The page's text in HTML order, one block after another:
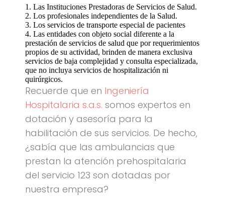
Las Instituciones Prestadoras de Servicios de Salud.
Los profesionales independientes de la Salud.
Los servicios de transporte especial de pacientes
Las entidades con objeto social diferente a la
prestación de servicios de salud que por requerimientos
propios de su actividad, brinden de manera exclusiva
servicios de baja complejidad y consulta especializada,
que no incluya servicios de hospitalización ni
quirúrgicos.
Recuerde que en Ingeniería
Hospitalaria s.a.s. somos expertos en
dotación y asesoría para la
habilitación de sus servicios. De hecho,
¿sabía que las ambulancias que
prestan la atención prehospitalaria
del servicio 123 son dotadas por
nuestra empresa?